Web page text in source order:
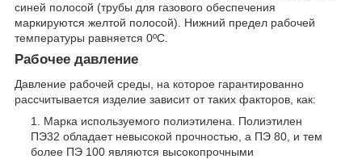
синей полосой (трубы для газового обеспечения
маркируются желтой полосой). Нижний предел рабочей
температуры равняется 0ºС.
Рабочее давление
Давление рабочей среды, на которое гарантированно
рассчитывается изделие зависит от таких факторов, как:
Марка используемого полиэтилена. Полиэтилен
ПЭ32 обладает невысокой прочностью, а ПЭ 80, и тем
более ПЭ 100 являются высокопрочными